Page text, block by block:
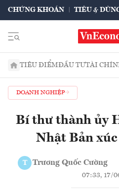
CHỨNG KHOÁN TIÊU &
TIÊU ĐIỂMĐẦU TƯTÀI
DOANH NGHIỆP
Bí thư thành ủy
Nhật Bản
T Trương Quốc Cường
07:33, 17/